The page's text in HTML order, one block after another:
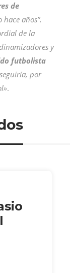
de
años”.
de la
y
futbolista
por
.